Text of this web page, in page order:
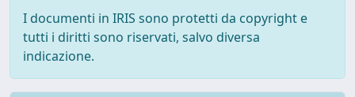
I documenti in IRIS sono protetti da copyright e
tutti i diritti sono riservati, salvo diversa
indicazione.